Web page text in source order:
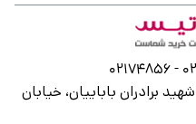
-
02174856
برادران باباییان، خیابان